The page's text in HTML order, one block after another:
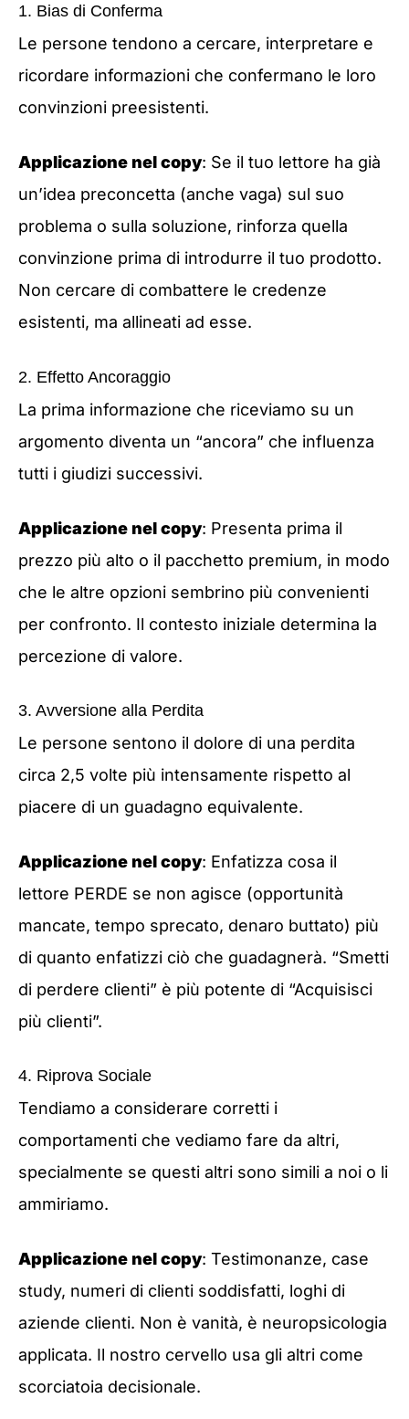
1. Bias di Conferma
Le persone tendono a cercare, interpretare e
ricordare informazioni che confermano le loro
convinzioni preesistenti.
Applicazione nel copy: Se il tuo lettore ha già
un’idea preconcetta (anche vaga) sul suo
problema o sulla soluzione, rinforza quella
convinzione prima di introdurre il tuo prodotto.
Non cercare di combattere le credenze
esistenti, ma allineati ad esse.
2. Effetto Ancoraggio
La prima informazione che riceviamo su un
argomento diventa un “ancora” che influenza
tutti i giudizi successivi.
Applicazione nel copy: Presenta prima il
prezzo più alto o il pacchetto premium, in modo
che le altre opzioni sembrino più convenienti
per confronto. Il contesto iniziale determina la
percezione di valore.
3. Avversione alla Perdita
Le persone sentono il dolore di una perdita
circa 2,5 volte più intensamente rispetto al
piacere di un guadagno equivalente.
Applicazione nel copy: Enfatizza cosa il
lettore PERDE se non agisce (opportunità
mancate, tempo sprecato, denaro buttato) più
di quanto enfatizzi ciò che guadagnerà. “Smetti
di perdere clienti” è più potente di “Acquisisci
più clienti”.
4. Riprova Sociale
Tendiamo a considerare corretti i
comportamenti che vediamo fare da altri,
specialmente se questi altri sono simili a noi o li
ammiriamo.
Applicazione nel copy: Testimonanze, case
study, numeri di clienti soddisfatti, loghi di
aziende clienti. Non è vanità, è neuropsicologia
applicata. Il nostro cervello usa gli altri come
scorciatoia decisionale.